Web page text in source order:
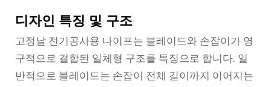
디자인 특징 및 구조
고정날 전기공사용 나이프는 블레이드와 손잡이가 영
구적으로 결합된 일체형 구조를 특징으로 합니다. 일
반적으로 블레이드는 손잡이 전체 길이까지 이어지는